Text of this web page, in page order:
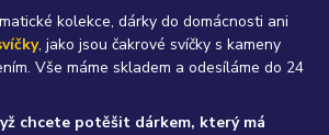
kolekce, dárky do domácnosti ani
, jako jsou čakrové svíčky s kameny
Vše máme skladem a odesíláme do 24
chcete potěšit dárkem, který má